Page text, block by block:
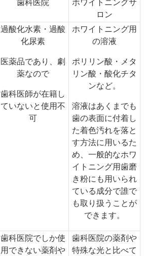
歯科医院
ホワイトニングサ
ロン
過酸化水素・過酸
化尿素
医薬品であり、劇
薬なので
歯科医師が在籍し
ていないと使用不
可
ホワイトニング用
の溶液
ポリリン酸・メタ
リン酸・酸化チタ
ンなど。
溶液はあくまでも
歯の表面に付着し
た着色汚れを落と
す方法に用いるた
め、一般的なホワ
イトニング用歯磨
き粉にも用いられ
ている成分で誰で
も取り扱うことが
できます。
歯科医院でしか使
用できない薬剤や
歯科医院の薬剤や
特殊な光と比べて